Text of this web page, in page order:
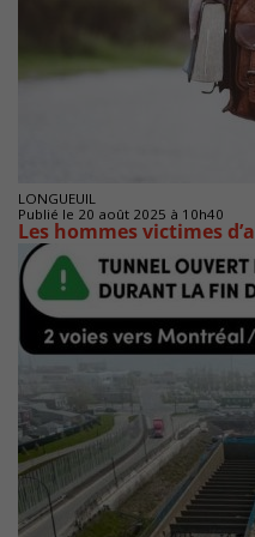
LONGUEUIL
Publié le 20 août 2025 à 10h40
Les hommes victimes